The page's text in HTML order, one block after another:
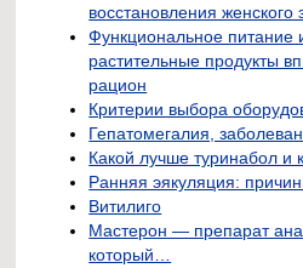
восстановления женского
Функциональное питание
растительные продукты
рацион
Критерии выбора
Гепатомегалия,
Какой лучше туринабол и
Ранняя эякуляция:
Витилиго
Мастерон — препарат
который…